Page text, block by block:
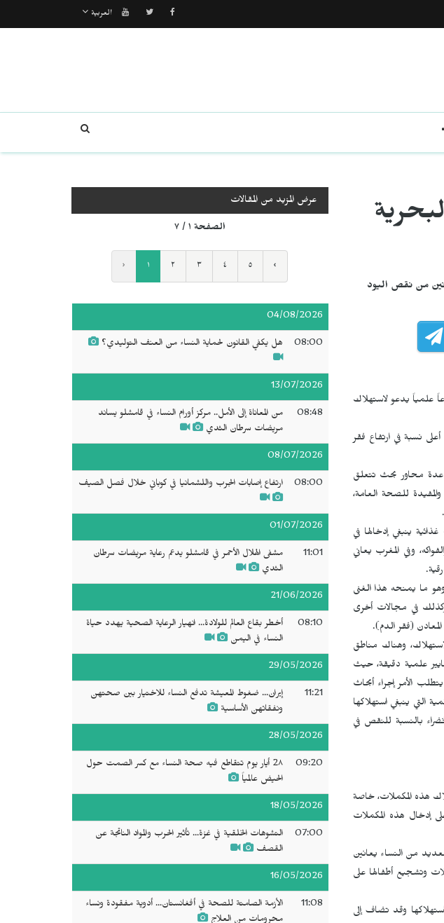
العربية
من نقص اليود
علمياً يدعو لاستهلاك
نسبة في ارتفاع فقر
عدة محاور بحث تتعلق
للصحة العامة،
ينبغي إدخالها في
وفي المغرب يعاني
ما يمنحه هذا الغنى
في مجالات أخرى
(فقر الدم).
وهناك مناطق
علمية دقيقة، حيث
الأمر إجراء أبحاث
التي ينبغي استهلاكها
بالنسبة للنقص في
هذه المكملات، خاصة
إدخال هذه المكملات
من النساء يعانين
وتشجيع أطفالها على
وقد تضاف إلى
عرض المزيد من المقالات
الصفحة ١ / ٧
‹ ١ ٢ ٣ ٤ ٥ ›
04/08/2026
08:00 هل يكفي القانون لحماية النساء من العنف التوليدي؟
13/07/2026
08:48
من المعاناة إلى الأمل.. مركز أورام النساء في قامشلو يساند
مريضات سرطان الثدي
08/07/2026
08:00 ارتفاع إصابات الجرب واللشمانيا في كوباني خلال فصل الصيف
01/07/2026
11:01
مشفى الهلال الأحمر في قامشلو يدعم رعاية مريضات سرطان
الثدي
21/06/2026
08:10
أخطر بقاع العالم للولادة... انهيار الرعاية الصحية يهدد حياة
النساء في اليمن
29/05/2026
11:21
إيران... ضغوط المعيشة تدفع النساء للاختيار بين صحتهن
ونفقاتهن الأساسية
28/05/2026
09:20
2٨ أيار يوم تتقاطع فيه صحة النساء مع كسر الصمت حول
الحيض عالمياً
18/05/2026
07:00
التشوهات الخلقية في غزة... تأثير الحرب والمواد الناتجة عن
القصف
16/05/2026
11:08
الأزمة الصامتة للصحة في أفغانستان... أدوية مفقودة ونساء
محرومات من العلاج